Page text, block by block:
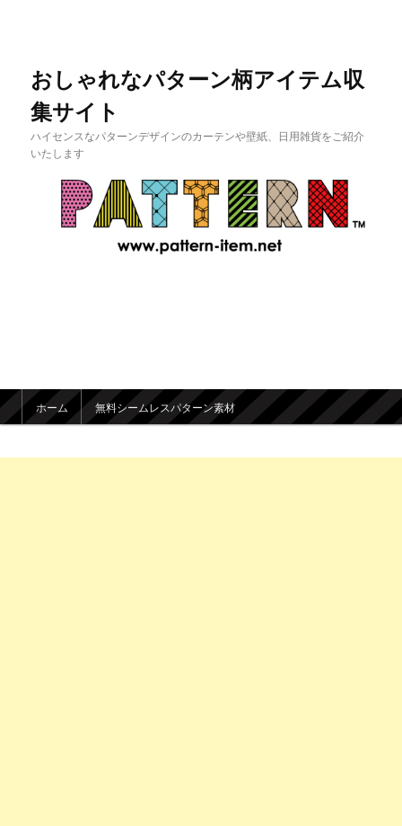
おしゃれなパターン柄アイテム収
集サイト
ハイセンスなパターンデザインのカーテンや壁紙、日用雑貨をご紹介
いたします
メインメニュー
メインコンテンツへ移動
サブコンテンツへ移動
ホーム 無料シームレスパターン素材